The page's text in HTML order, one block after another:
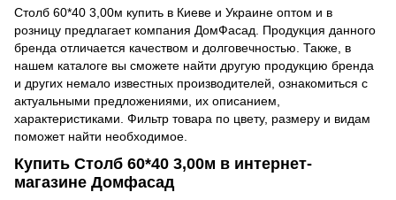
Столб 60*40 3,00м купить в Киеве и Украине оптом и в
розницу предлагает компания ДомФасад. Продукция данного
бренда отличается качеством и долговечностью. Также, в
нашем каталоге вы сможете найти другую продукцию бренда
и других немало известных производителей, ознакомиться с
актуальными предложениями, их описанием,
характеристиками. Фильтр товара по цвету, размеру и видам
поможет найти необходимое.
Купить Столб 60*40 3,00м в интернет-
магазине Домфасад